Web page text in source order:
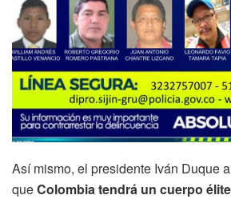
Así mismo, el presidente Iván Duque
queColombia tendrá un cuerpo